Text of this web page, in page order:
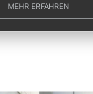
MEHR ERFAHREN